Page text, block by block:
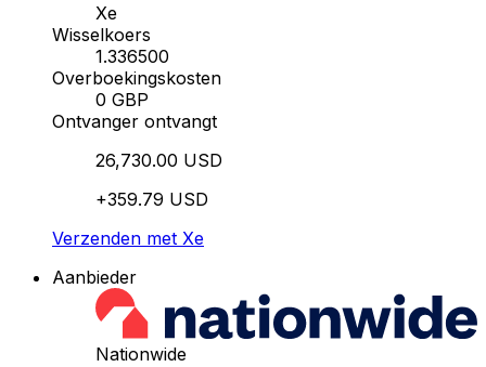
Xe
Wisselkoers
1.336500
Overboekingskosten
0 GBP
Ontvanger ontvangt
26,730.00 USD
+359.79 USD
Verzenden met Xe
Aanbieder
Nationwide